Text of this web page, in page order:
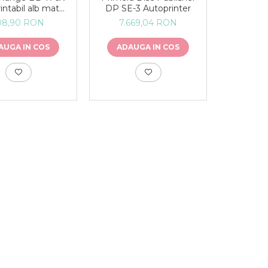
alb mat
25 bucăți
RON
IN COS
DP SE-3 Autoprinter
7.669,04 RON
ADAUGA IN COS